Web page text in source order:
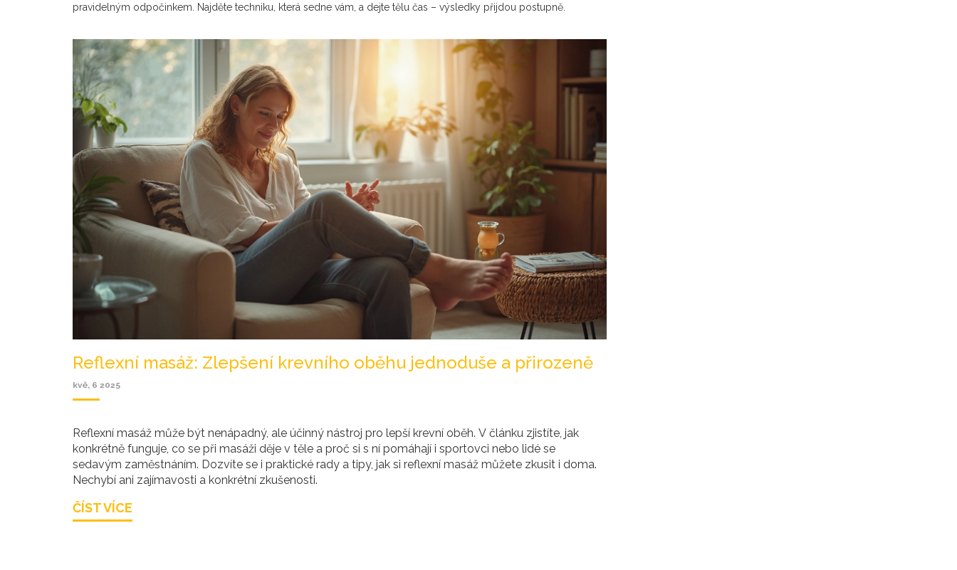
pravidelným odpočinkem. Najděte techniku, která sedne vám, a dejte tělu čas – výsledky přijdou postupně.
Reflexní masáž: Zlepšení krevního oběhu jednoduše a přirozeně
kvě, 6 2025
Reflexní masáž může být nenápadný, ale účinný nástroj pro lepší krevní oběh. V článku zjistíte, jak
konkrétně funguje, co se při masáži děje v těle a proč si s ní pomáhají i sportovci nebo lidé se
sedavým zaměstnáním. Dozvíte se i praktické rady a tipy, jak si reflexní masáž můžete zkusit i doma.
Nechybí ani zajímavosti a konkrétní zkušenosti.
ČÍST VÍCE